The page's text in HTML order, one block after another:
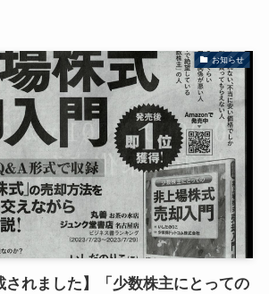
お知らせ
されました】「少数株主にとっての